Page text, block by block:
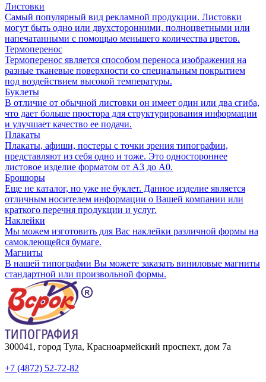
Листовки
Самый популярный вид рекламной продукции. Листовки
могут быть одно или двухсторонними, полноцветными или
напечатанными с помощью меньшего количества цветов.
Термоперенос
Термоперенос является способом переноса изображения на
разные тканевые поверхности со специальным покрытием
под воздействием высокой температуры.
Буклеты
В отличие от обычной листовки он имеет один или два сгиба,
что дает больше простора для структурирования информации
и улучшает качество ее подачи.
Плакаты
Плакаты, афиши, постеры с точки зрения типографии,
представляют из себя одно и тоже. Это одностороннее
листовое изделие форматом от А3 до А0.
Брошюры
Еще не каталог, но уже не буклет. Данное изделие является
отличным носителем информации о Вашей компании или
краткого перечня продукции и услуг.
Наклейки
Мы можем изготовить для Вас наклейки различной формы на
самоклеющейся бумаге.
Магниты
В нашей типографии Вы можете заказать виниловые магниты
стандартной или произвольной формы.
300041, город Тула, Красноармейский проспект, дом 7а
+7 (4872) 52-72-82